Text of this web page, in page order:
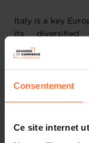
Consentement
Ce site internet
Italy is a key
its diversified
manufacturing
focus on Turin
ecosystem.
industry and a